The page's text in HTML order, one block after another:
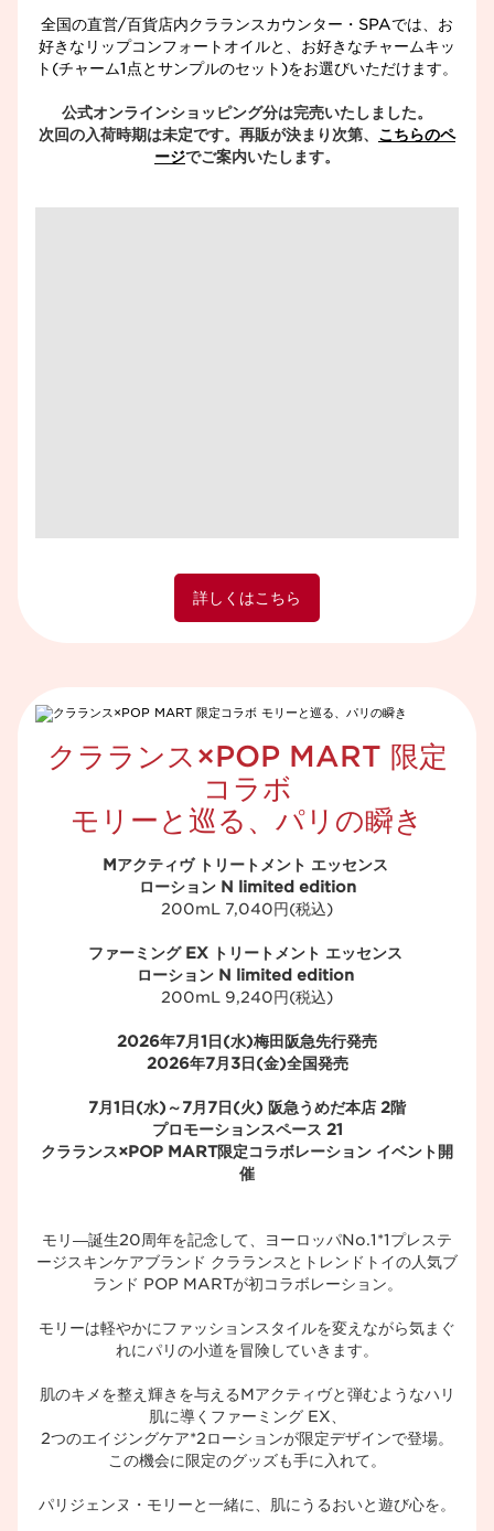
全国の直営/百貨店内クラランスカウンター・SPAでは、お
好きなリップコンフォートオイルと、お好きなチャームキッ
ト(チャーム1点とサンプルのセット)をお選びいただけます。
公式オンラインショッピング分は完売いたしました。
次回の入荷時期は未定です。再販が決まり次第、 こちらのペ
ージでご案内いたします。
詳しくはこちら
クラランス×POP MART 限定
コラボ
モリーと巡る、パリの瞬き
Mアクティヴ トリートメント エッセンス
ローション N limited edition
200mL 7,040円(税込)​
ファーミング EX トリートメント エッセンス
ローション N limited edition
200mL 9,240円(税込)​
2026年7月1日(水)梅田阪急先行発売
2026年7月3日(金)全国発売
7月1日(水)～7月7日(火) 阪急うめだ本店 2階
プロモーションスペース 21
クラランス×POP MART限定コラボレーション イベント開
催
モリ―誕生20周年を記念して、ヨーロッパNo.1*1プレステ
ージスキンケアブランド クラランスとトレンドトイの人気ブ
ランド POP MARTが初コラボレーション。​
モリーは軽やかにファッションスタイルを変えながら気まぐ
れにパリの小道を冒険していきます。​
肌のキメを整え輝きを与えるMアクティヴと弾むようなハリ
肌に導くファーミング EX、​
2つのエイジングケア*2ローションが限定デザインで登場。​
この機会に限定のグッズも手に入れて。​
パリジェンヌ・モリーと一緒に、肌にうるおいと遊び心を。​